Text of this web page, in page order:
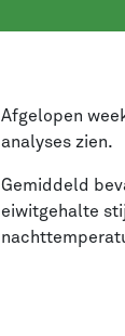
Afgelopen
analyses zien.
Gemiddeld
eiwitgehalte